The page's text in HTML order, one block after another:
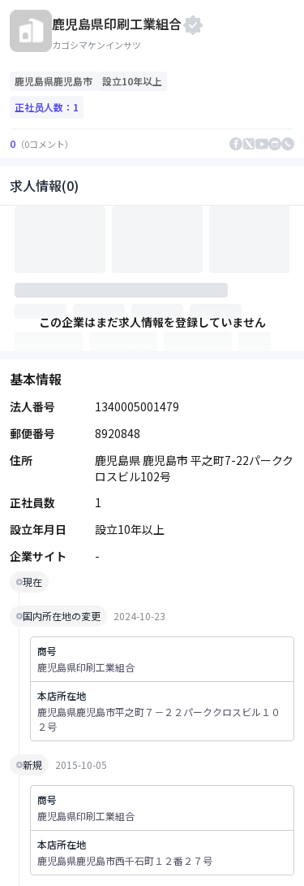
鹿児島県印刷工業組合
カゴシマケンインサツ
鹿児島県鹿児島市
設立10年以上
正社员人数： 1
0 （0コメント）
求人情報(0)
この企業はまだ求人情報を登録していません
基本情報
法人番号
1340005001479
郵便番号
8920848
住所
鹿児島県 鹿児島市 平之町7-22パークク
ロスビル102号
正社員数
1
設立年月日
設立10年以上
企業サイト
-
現在
国内所在地の変更 2024-10-23
商号
鹿児島県印刷工業組合
本店所在地
鹿児島県鹿児島市平之町７－２２パーククロスビル１０
２号
新規 2015-10-05
商号
鹿児島県印刷工業組合
本店所在地
鹿児島県鹿児島市西千石町１２番２７号